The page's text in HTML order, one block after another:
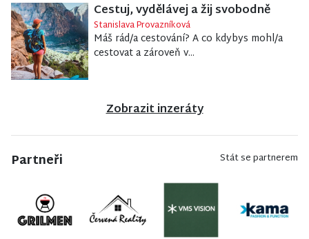
Cestuj, vydělávej a žij svobodně
Stanislava Provazníková
Máš rád/a cestování? A co kdybys mohl/a
cestovat a zároveň v...
Zobrazit inzeráty
Partneři Stát se partnerem